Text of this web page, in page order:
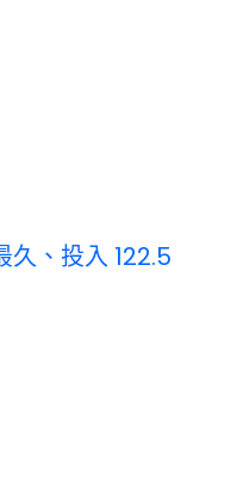
久、投入 122.5